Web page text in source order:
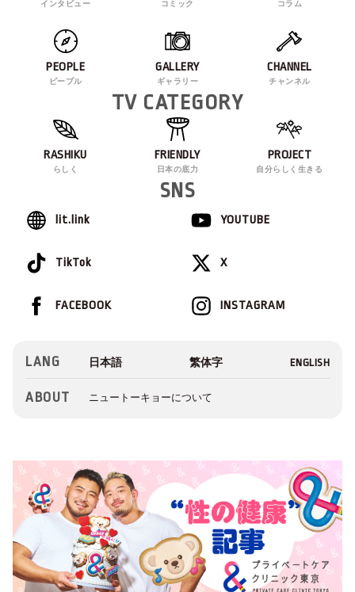
インタビュー コミック コラム
PEOPLE
ピープル
GALLERY
ギャラリー
CHANNEL
チャンネル
TV CATEGORY
RASHIKU
らしく
FRIENDLY
日本の底力
PROJECT
自分らしく生きる
SNS
lit.link YOUTUBE
TikTok X
INSTAGRAM
FACEBOOK
LANG
ABOUT ニュートーキョーについて